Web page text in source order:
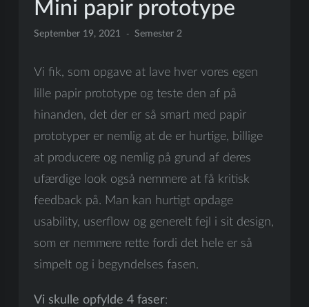
Mini papir prototype
September 19, 2021 Semester 2
Vi fik, som opgave at lave hver vores egen
lille papir prototype og teste den af på
hinanden, det der er så smart med papir
prototyper er nemlig at de er hurtige, billige
at producere og nemlig på grund af deres
ufærdige look også nemmere at få kritisk
feedback på. Man kan hurtigt opdage
usability, userflow og generelt fejl i sit design,
som er nemmere rette fordi det hele er så
simpelt og i begyndelses fasen.
Vi skulle opfylde 4 faser: